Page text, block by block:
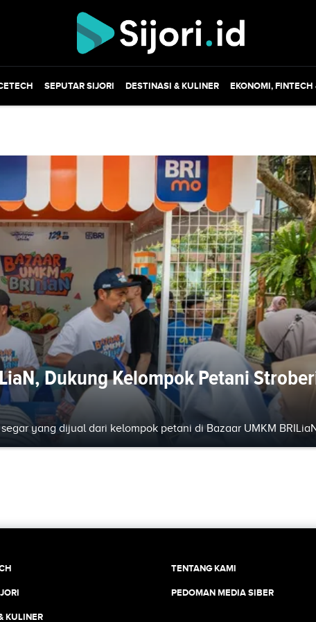
SEPUTAR SIJORI DESTINASI & KULINER EKONOMI, FINTECH
Dukung Kelompok Petani
yang dijual dari kelompok petani di Bazaar UMKM
KULINER
TENTANG KAMI
PEDOMAN MEDIA SIBER